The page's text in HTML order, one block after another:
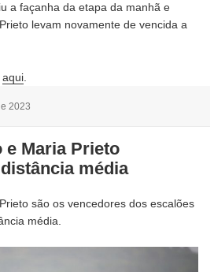
a façanha da etapa da manhã e
levam novamente de vencida a
aqui
2023
e Maria Prieto
média
são os vencedores dos escalões
média.